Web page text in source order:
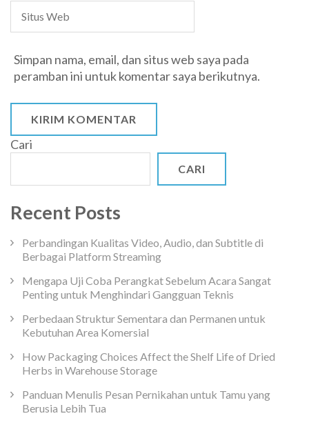
Simpan nama, email, dan situs web saya pada
peramban ini untuk komentar saya berikutnya.
Cari
CARI
Recent Posts
Perbandingan Kualitas Video, Audio, dan Subtitle di
Berbagai Platform Streaming
Mengapa Uji Coba Perangkat Sebelum Acara Sangat
Penting untuk Menghindari Gangguan Teknis
Perbedaan Struktur Sementara dan Permanen untuk
Kebutuhan Area Komersial
How Packaging Choices Affect the Shelf Life of Dried
Herbs in Warehouse Storage
Panduan Menulis Pesan Pernikahan untuk Tamu yang
Berusia Lebih Tua